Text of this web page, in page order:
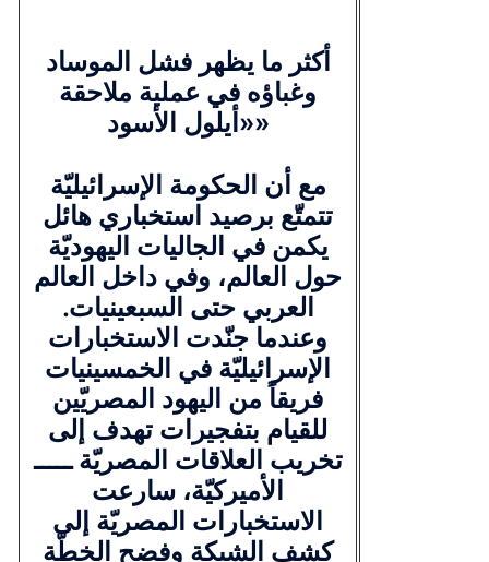
أكثر ما يظهر فشل الموساد
وغباؤه في عملية ملاحقة
«أيلول الأسود»
مع أن الحكومة الإسرائيليّة
تتمتّع برصيد استخباري هائل
يكمن في الجاليات اليهوديّة
حول العالم، وفي داخل العالم
العربي حتى السبعينيات.
وعندما جنّدت الاستخبارات
الإسرائيليّة في الخمسينيات
فريقاً من اليهود المصريّين
للقيام بتفجيرات تهدف إلى
تخريب العلاقات المصريّة ـــــ
الأميركيّة، سارعت
الاستخبارات المصريّة إلى
كشف الشبكة وفضح الخطّة